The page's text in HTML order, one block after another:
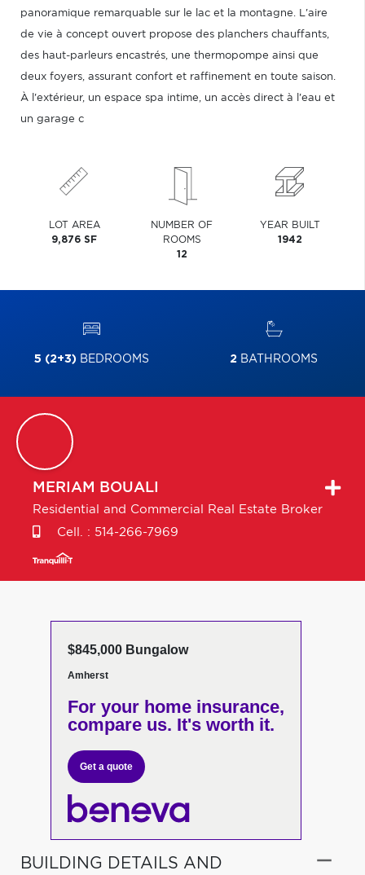
panoramique remarquable sur le lac et la montagne. L'aire
de vie à concept ouvert propose des planchers chauffants,
des haut-parleurs encastrés, une thermopompe ainsi que
deux foyers, assurant confort et raffinement en toute saison.
À l'extérieur, un espace spa intime, un accès direct à l'eau et
un garage c
LOT AREA
9,876 SF
NUMBER OF
ROOMS
12
YEAR BUILT
1942
5 (2+3) BEDROOMS 2 BATHROOMS
MERIAM BOUALI
Residential and Commercial Real Estate Broker
Cell. : 514-266-7969
$845,000 Bungalow
Amherst
For your home insurance,
compare us. It's worth it.
Get a quote
BUILDING DETAILS AND